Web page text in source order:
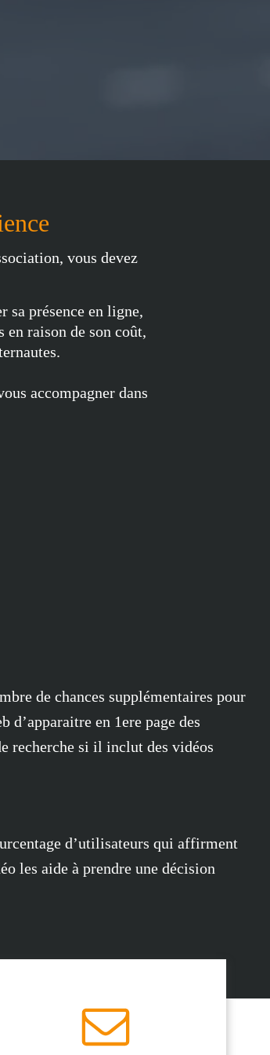
vous devez
sa présence en ligne,
en raison de son coût,
accompagner dans
de chances supplémentaires pour
d’apparaitre en 1ere page des
recherche si il inclut des vidéos
d’utilisateurs qui affirment
les aide à prendre une décision